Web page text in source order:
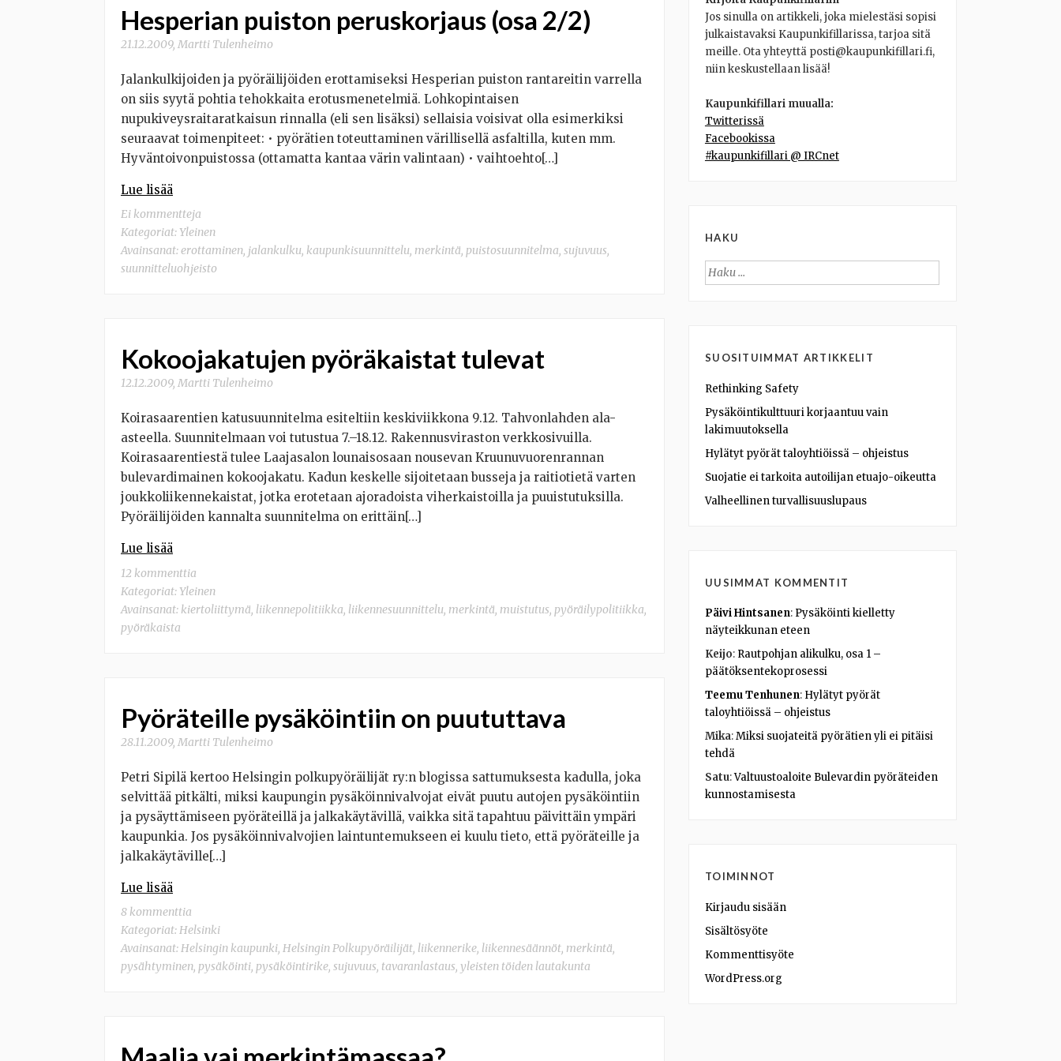
Hesperian puiston peruskorjaus (osa 2/2)
21.12.2009, Martti Tulenheimo
Jalankulkijoiden ja pyöräilijöiden erottamiseksi Hesperian puiston rantareitin varrella
on siis syytä pohtia tehokkaita erotusmenetelmiä. Lohkopintaisen
nupukiveysraitaratkaisun rinnalla (eli sen lisäksi) sellaisia voisivat olla esimerkiksi
seuraavat toimenpiteet: • pyörätien toteuttaminen värillisellä asfaltilla, kuten mm.
Hyväntoivonpuistossa (ottamatta kantaa värin valintaan) • vaihtoehto[…]
Lue lisää
Ei kommentteja
Kategoriat: Yleinen
Avainsanat:erottaminen, jalankulku, kaupunkisuunnittelu, merkintä, puistosuunnitelma, sujuvuus,
suunnitteluohjeisto
Kokoojakatujen pyöräkaistat tulevat
12.12.2009, Martti Tulenheimo
Koirasaarentien katusuunnitelma esiteltiin keskiviikkona 9.12. Tahvonlahden ala-
asteella. Suunnitelmaan voi tutustua 7.–18.12. Rakennusviraston verkkosivuilla.
Koirasaarentiestä tulee Laajasalon lounaisosaan nousevan Kruunuvuorenrannan
bulevardimainen kokoojakatu. Kadun keskelle sijoitetaan busseja ja raitiotietä varten
joukkoliikennekaistat, jotka erotetaan ajoradoista viherkaistoilla ja puuistutuksilla.
Pyöräilijöiden kannalta suunnitelma on erittäin[…]
Lue lisää
12 kommenttia
Kategoriat: Yleinen
Avainsanat: kiertoliittymä liikennepolitiikka liikennesuunnittelu merkintä muistutus pyöräilypolitiikka
pyöräkaista
Pyöräteille pysäköintiin on puututtava
28.11.2009, Martti Tulenheimo
Petri Sipilä kertoo Helsingin polkupyöräilijät ry:n blogissa sattumuksesta kadulla, joka
selvittää pitkälti, miksi kaupungin pysäköinnivalvojat eivät puutu autojen pysäköintiin
ja pysäyttämiseen pyöräteillä ja jalkakäytävillä, vaikka sitä tapahtuu päivittäin ympäri
kaupunkia. Jos pysäköinnivalvojien laintuntemukseen ei kuulu tieto, että pyöräteille ja
jalkakäytäville[…]
Lue lisää
8 kommenttia
Kategoriat:Helsinki
Avainsanat:Helsingin kaupunki, Helsingin Polkupyöräilijät, liikennerike, liikennesäännöt, merkintä,
pysähtyminen, pysäköinti, pysäköintirike, sujuvuus, tavaranlastaus, yleisten töiden lautakunta
Jos sinulla on artikkeli, joka mielestäsi sopisi
julkaistavaksi Kaupunkifillarissa, tarjoa sitä
meille. Ota yhteyttä posti@kaupunkifillari.fi,
niin keskustellaan lisää!
Kaupunkifillari muualla:
Twitterissä
Facebookissa
#kaupunkifillari @ IRCnet
HAKU
Haku:
SUOSITUIMMAT ARTIKKELIT
Rethinking Safety
Pysäköintikulttuuri korjaantuu vain
lakimuutoksella
Hylätyt pyörät taloyhtiöissä – ohjeistus
Suojatie ei tarkoita autoilijan etuajo-oikeutta
Valheellinen turvallisuuslupaus
UUSIMMAT KOMMENTIT
Päivi Hintsanen: Pysäköinti kielletty
näyteikkunan eteen
Keijo: Rautpohjan alikulku, osa 1 –
päätöksentekoprosessi
Teemu Tenhunen: Hylätyt pyörät
taloyhtiöissä – ohjeistus
Mika:Miksi suojateitä pyörätien yli ei pitäisi
tehdä
Satu:Valtuustoaloite Bulevardin pyöräteiden
kunnostamisesta
TOIMINNOT
Kirjaudu sisään
Sisältösyöte
Kommenttisyöte
WordPress.org